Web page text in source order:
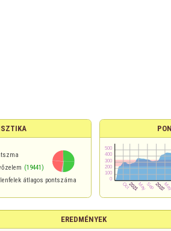
(19441)
átlagos pontszáma
EREDMÉNYEK